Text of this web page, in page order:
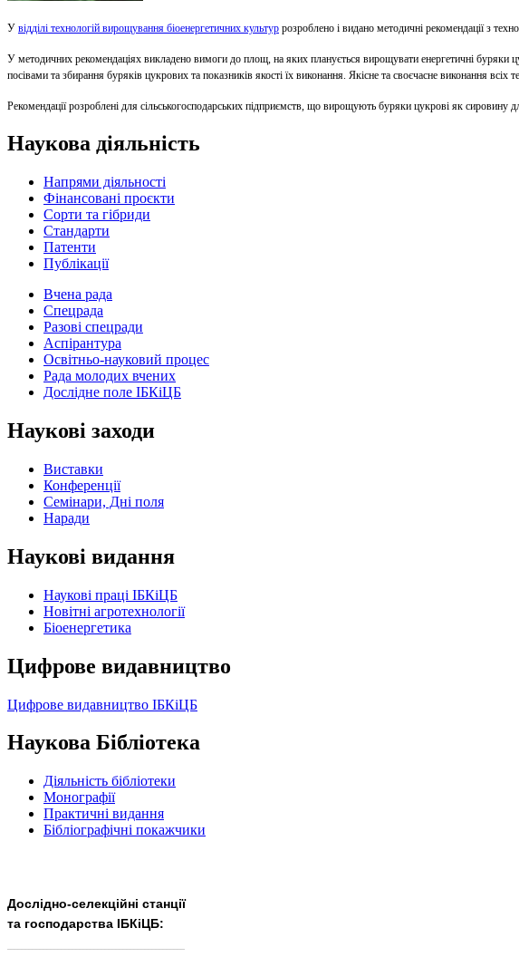
У відділі технологій вирощування біоенергетичних культур розроблено і видано методичні рекомендації з
У методичних рекомендаціях викладено вимоги до площ, на яких планується вирощувати енергетичні буряки
посівами та збирання буряків цукрових та показників якості їх виконання. Якісне та своєчасне виконання
Рекомендації розроблені для сільськогосподарських підприємств, що вирощують буряки цукрові як сировину
Наукова діяльність
Напрями діяльності
Фінансовані проєкти
Сорти та гібриди
Стандарти
Патенти
Публікації
Вчена рада
Спецрада
Разові спецради
Аспірантура
Освітньо-науковий процес
Рада молодих вчених
Дослідне поле ІБКіЦБ
Наукові заходи
Виставки
Конференції
Семінари, Дні поля
Наради
Наукові видання
Наукові праці ІБКіЦБ
Новітні агротехнології
Бiоенергетика
Цифрове видавництво
Цифрове видавництво ІБКіЦБ
Наукова Бібліотека
Діяльність бібліотеки
Монографії
Практичні видання
Бібліографічні покажчики
Дослідно-селекційні станції
та господарства ІБКіЦБ: